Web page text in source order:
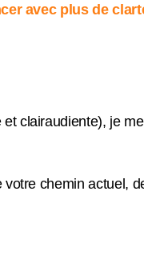
avec plus de
clairaudiente), je
chemin actuel,